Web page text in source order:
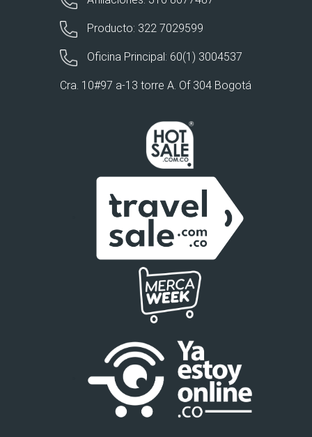
Producto: 322 7029599
Oficina Principal: 60(1) 3004537
Cra. 10#97 a-13 torre A. Of 304 Bogotá